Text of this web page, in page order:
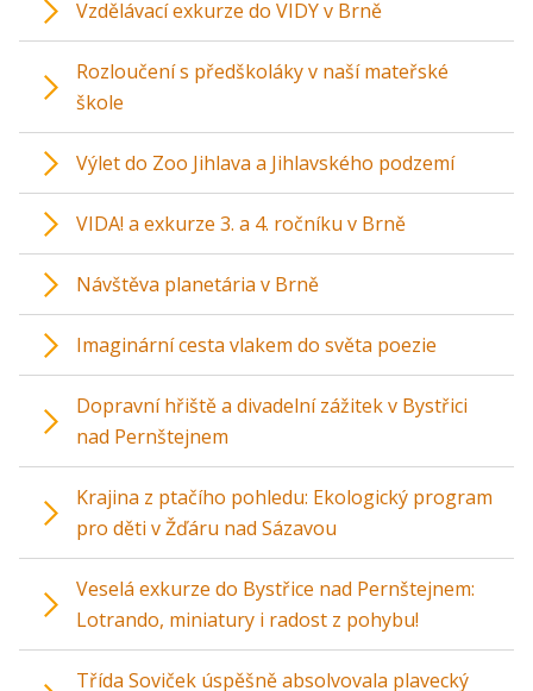
Vzdělávací exkurze do VIDY v Brně
Rozloučení s předškoláky v naší mateřské
škole
Výlet do Zoo Jihlava a Jihlavského podzemí
VIDA! a exkurze 3. a 4. ročníku v Brně
Návštěva planetária v Brně
Imaginární cesta vlakem do světa poezie
Dopravní hřiště a divadelní zážitek v Bystřici
nad Pernštejnem
Krajina z ptačího pohledu: Ekologický program
pro děti v Žďáru nad Sázavou
Veselá exkurze do Bystřice nad Pernštejnem:
Lotrando, miniatury i radost z pohybu!
Třída Soviček úspěšně absolvovala plavecký